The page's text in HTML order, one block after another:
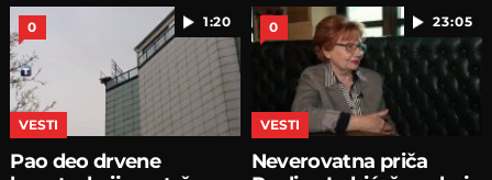
1:20
0
VESTI
Pao deo drvene
23:05
0
VESTI
Neverovatna priča